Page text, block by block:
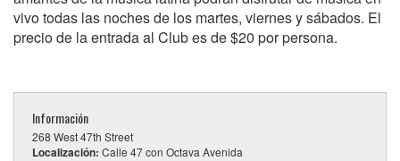
vivo todas las noches de los martes, viernes y sábados. El
precio de la entrada al Club es de $20 por persona.
Información
268 West 47th Street
Localización: Calle 47 con Octava Avenida